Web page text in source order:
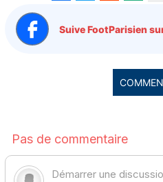
Suive FootParisien